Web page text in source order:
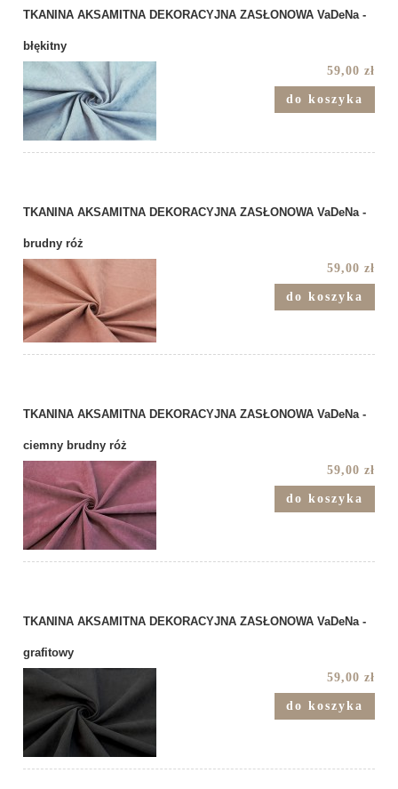
TKANINA AKSAMITNA DEKORACYJNA ZASŁONOWA VaDeNa -
błękitny
59,00 zł
do koszyka
TKANINA AKSAMITNA DEKORACYJNA ZASŁONOWA VaDeNa -
brudny róż
59,00 zł
do koszyka
TKANINA AKSAMITNA DEKORACYJNA ZASŁONOWA VaDeNa -
ciemny brudny róż
59,00 zł
do koszyka
TKANINA AKSAMITNA DEKORACYJNA ZASŁONOWA VaDeNa -
grafitowy
59,00 zł
do koszyka